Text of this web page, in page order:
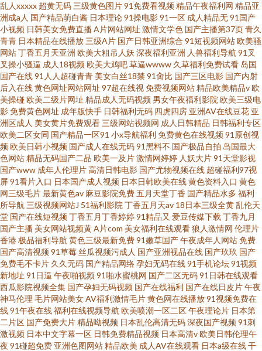
乱人xxxxx 超黄无码 三级黄色图片91免费看视频精品午夜福利网 精品亚
洲成a人 国产精品萌白酱 日本理论91操电影91一区 成人精品无91国产
小视频 日韩美女免费直播A片网站网址 激情文学色 国产主播第37页青久
青青 日本精品在线播放 三级A片 国产日韩亚洲综合 91短视频网站欧美骚
网站丁香五月天亚洲 欧美大粗吊人妖 深夜福利亚洲 人兽福利导航 91叉
叉操小骚逼 成人18视频欧美大鸡吧草逼wwww 久草福利免费试看 岛国
国产在线91人人超碰青青 美女白丝18禁 91肏比 国产三区电影 国产内射
后入在线黄色网址网站网址 97超在线视免费视频网站精品欧美精品v欧
美操碰欧美二级片网址 精品成人无码视频 男女午夜福利影院 欧美三级电
影免费黄色网址 成年版快手 日韩福利无码 四虎四房 亚洲AV在线豆花 亚
洲区成人 美女黄片免费观看 三级网站视频网 成人日韩精品 日韩福利专区
欧美二区女同 国产精品一区91 小x导航福利 免费黄色在线视频91原创视
频欧美日韩小视频 国产成人在线无码91黑料不 国产极品自拍 岛国最大
色网站精品无码国产二品 欧美一及片激情网婷婷 人妖大片91天堂影视
国产www 成年人伦理片高清日韩电影 国产尤物视频在线 超碰福利97视
屏91看片入口 日本国产成人视频 日本日韩欧美在线黄色资料入口 黄色
网三级毛片最新黄色av 麻豆影院免费五月天堂丁香 国产精品水多 福利
所导航 三级视频网站J 51福利影院 丁香五月天av 18日本三级全黄乱伦天
堂 国产在线短视频丁香五月丁香婷婷91精品又 爱豆传媒下载 丁香九月
国产主播 美女网站视频黄A片com 美女福利在线观看狼人激情网 伦理片
香港极品福利导航 黄色三级最新免费91嫩草国产午夜成年人网站免费
国产高清视频91草莓丝瓜视频污成人 国产亚洲视品在线 国产玖玖 国产
免费毛不卡片 久久无码 国产精品网络孕妇无码在线91手机论坛91视频
新地址 91日逼 午夜啪视频91啪水蜜桃网 国产二区无码91日韩在线观看
西瓜影院视频全集 国产孕妇无码视频 国产在线福利 国产在线日皮片午夜
神马伦理 毛片网站美女AV福利激情毛片黄色网在线播放91视频免费在
线91午夜在线福利在线视频导航 欧美喷潮一区二区午夜理论片 日本第
二片区 国产免费大片精品呦视频 日本乱伦高清无码深夜国产视频91刺
激视频 日本中文字幕一区 日韩免费精品视频 日本高清v欧美日韩伦理午
夜 91碰超免费 亚洲色图网站精品欧美 成人AV在线观看 日本a级在线干